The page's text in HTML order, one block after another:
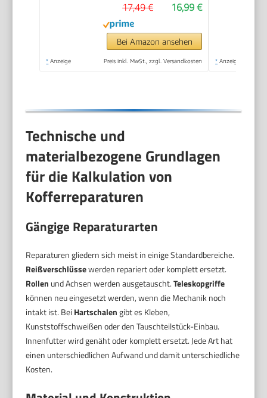
herausnehmbarer
Ablage, zwei
Organizern,
Metallschließen,
16,99 €
17,49 €
Bei Amazon ansehen
* Anzeige Preis inkl. MwSt., zzgl. Versandkosten * Anzeige
Technische und
materialbezogene Grundlagen
für die Kalkulation von
Kofferreparaturen
Gängige Reparaturarten
Reparaturen gliedern sich meist in einige Standardbereiche.
Reißverschlüssewerden repariert oder komplett ersetzt.
Rollen und Achsen werden ausgetauscht.Teleskopgriffe
können neu eingesetzt werden, wenn die Mechanik noch
intakt ist. Bei Hartschalengibt es Kleben,
Kunststoffschweißen oder den Tauschteilstück-Einbau.
Innenfutter wird genäht oder komplett ersetzt. Jede Art hat
einen unterschiedlichen Aufwand und damit unterschiedliche
Kosten.